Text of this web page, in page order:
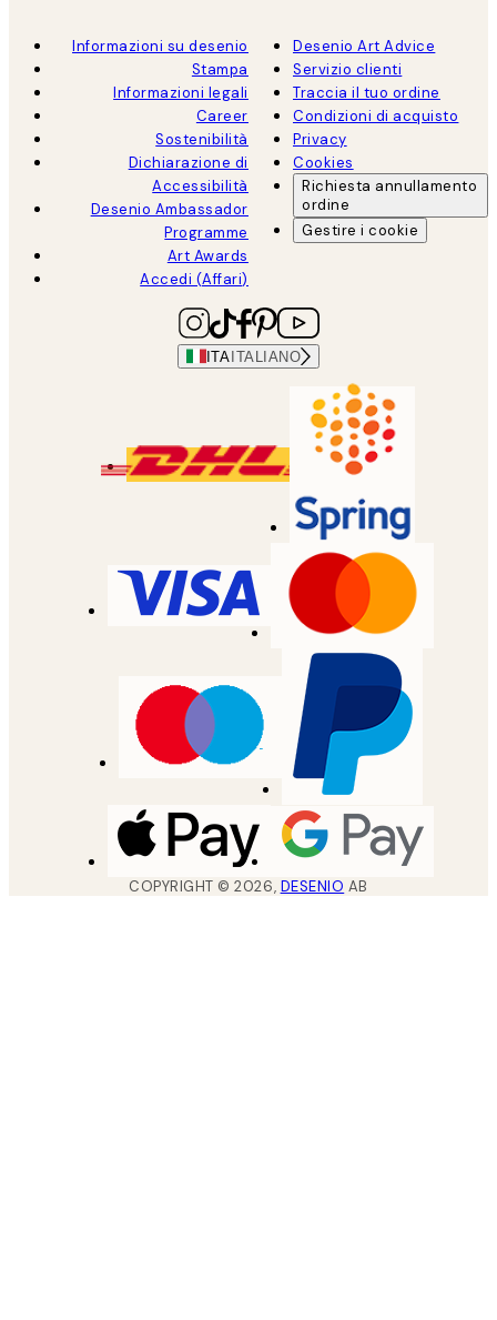
Informazioni su desenio
Stampa
Informazioni legali
Career
Sostenibilità
Dichiarazione di
Accessibilità
Desenio Ambassador
Programme
Art Awards
Accedi (Affari)
Desenio Art Advice
Servizio clienti
Traccia il tuo ordine
Condizioni di acquisto
Privacy
Cookies
Richiesta annullamento
ordine
Gestire i cookie
ITAITALIANO
COPYRIGHT ©2026, DESENIO AB